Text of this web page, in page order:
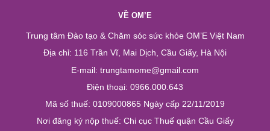
VỀ OM’E
Trung tâm Đào tạo & Chăm sóc sức khỏe OM’E Việt Nam
Địa chỉ: 116 Trần Vĩ, Mai Dịch, Cầu Giấy, Hà Nội
E-mail: trungtamome@gmail.com
Điện thoại: 0966.000.643
Mã số thuế: 0109000865 Ngày cấp 22/11/2019
Nơi đăng ký nộp thuế: Chi cục Thuế quận Cầu Giấy